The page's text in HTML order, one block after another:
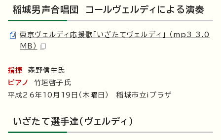
稲城男声合唱団 コールヴェルディによる演奏
東京ヴェルディ応援歌「いざたてヴェルディ」 （mp3 3.0
MB）
指揮
森野信生氏
ピアノ
竹垣啓子氏
平成26年10月19日（木曜日） 稲城市立iプラザ
いざたて選手達（ヴェルディ）